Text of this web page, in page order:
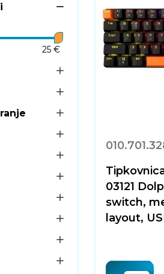
25 €
03121
switch,
layout,